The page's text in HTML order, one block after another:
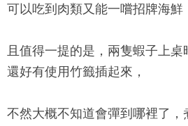
可以吃到肉類又能一嚐招牌海鮮
且值得一提的是，兩隻蝦子上桌
還好有使用竹籤插起來，
不然大概不知道會彈到哪裡了